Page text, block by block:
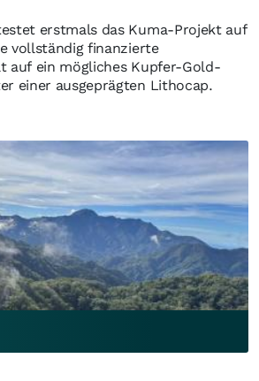
erstmals das Kuma-Projekt auf
vollständig finanzierte
auf ein mögliches Kupfer-Gold-
einer ausgeprägten Lithocap.